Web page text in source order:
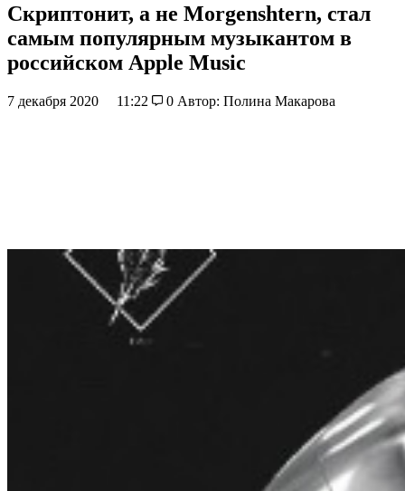
Скриптонит, а не Morgenshtern, стал
самым популярным музыкантом в
российском Apple Music
7 декабря 2020 11:22 0 Автор: Полина Макарова